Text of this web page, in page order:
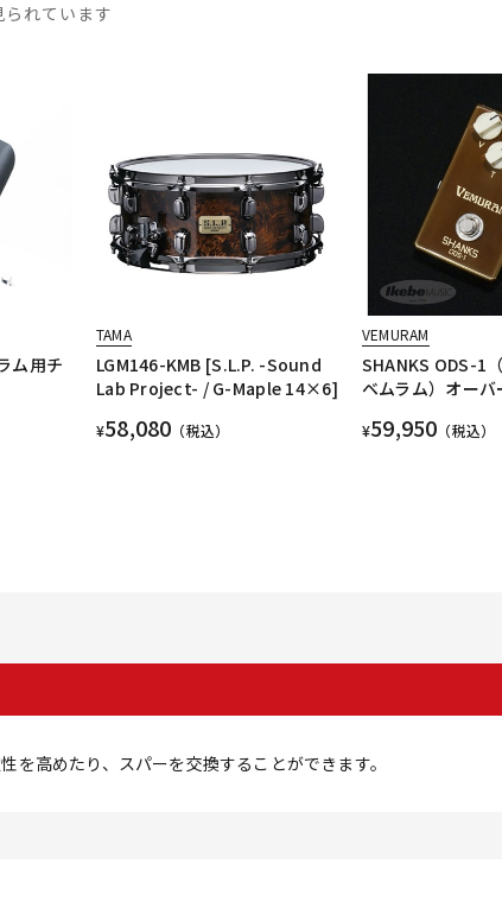
れています
用チ
TAMA
LGM146-KMB [S.L.P. -Sound
Lab Project- / G-Maple 14×6]
¥58,080 （税込）
VEMURAM
SHANKS ODS-1
ベムラム）オーバ
¥59,950 （税込）
高めたり、スパーを交換することができます。